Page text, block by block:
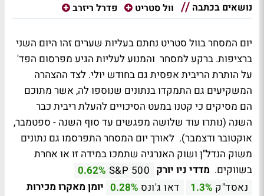
נושאים בכתבה וול סטריט פדרל ריזרב
יום המסחר בוול סטריט נחתם בעליות שערים זהו היום השני
ברציפות. ברקע למסחר והמנוע לעליות הגיע מפרסום הפד'
על הותרת הריבית אפסית גם בחודש יולי. לצד ההצהרה
המשקיעים גם התמקדו בנתונים שנוספו לה, אשר מתוכם
הם מסיקים כי קטנו במעט הסיכויים להעלת ריבית כבר
השנה (נותרו עוד שלושה מפגשים עד סוף השנה - ספטמבר,
אוקטובר ודצמבר). לאורך יום המסחר התפרסמו גם נתונים
משוק הנדל"ן ושוק האנרגיה שתמכו במידה זו או אחרת
בשווקים. מדדי ניו יורק S&P 500
0.62%
נאסד"ק 1.3% דאו ג'ונס 0.28% יומן מאקרו מכירות